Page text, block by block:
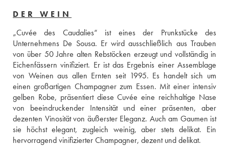
DER WEIN
„Cuvée des Caudalies“ ist eines der Prunkstücke des
Unternehmens De Sousa. Er wird ausschließlich aus Trauben
von über 50 Jahre alten Rebstöcken erzeugt und vollständig in
Eichenfässern vinifiziert. Er ist das Ergebnis einer Assemblage
von Weinen aus allen Ernten seit 1995. Es handelt sich um
einen großartigen Champagner zum Essen. Mit einer intensiv
gelben Robe, präsentiert diese Cuvée eine reichhaltige Nase
von beeindruckender Intensität und einer präsenten, aber
dezenten Vinosität von äußerster Eleganz. Auch am Gaumen ist
sie höchst elegant, zugleich weinig, aber stets delikat. Ein
hervorragend vinifizierter Champagner, dezent und delikat.